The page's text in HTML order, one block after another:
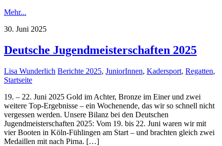
Mehr...
30. Juni 2025
Deutsche Jugendmeisterschaften 2025
Lisa Wunderlich Berichte 2025, JuniorInnen, Kadersport, Regatten,
Startseite
19. – 22. Juni 2025 Gold im Achter, Bronze im Einer und zwei
weitere Top-Ergebnisse – ein Wochenende, das wir so schnell nicht
vergessen werden. Unsere Bilanz bei den Deutschen
Jugendmeisterschaften 2025: Vom 19. bis 22. Juni waren wir mit
vier Booten in Köln-Fühlingen am Start – und brachten gleich zwei
Medaillen mit nach Pirna. […]